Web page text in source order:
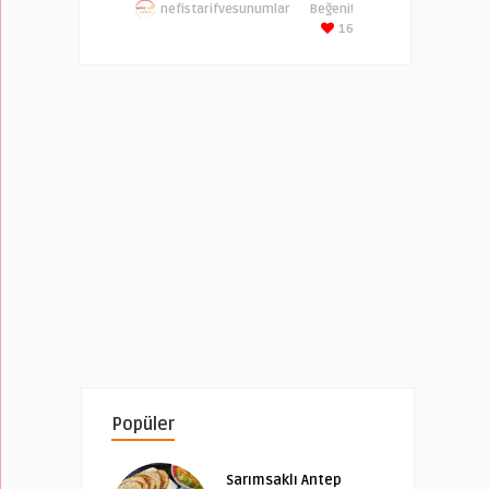
nefistarifvesunumlar
Beğeni!
16
Popüler
Sarımsaklı Antep